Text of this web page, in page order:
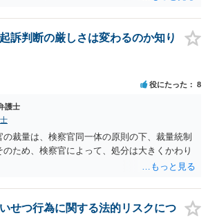
疑われているのでは。 そもそも痴漢をやって
疑われる筋合いは無いわけですし狼狽える必要
訴判断の厳しさは変わるのか知り
役にたった 8
護士
裁量は、検察官同一体の原則の下、裁量統制
ため、検察官によって、処分は大きくかわり
せつ行為に関する法的リスクにつ